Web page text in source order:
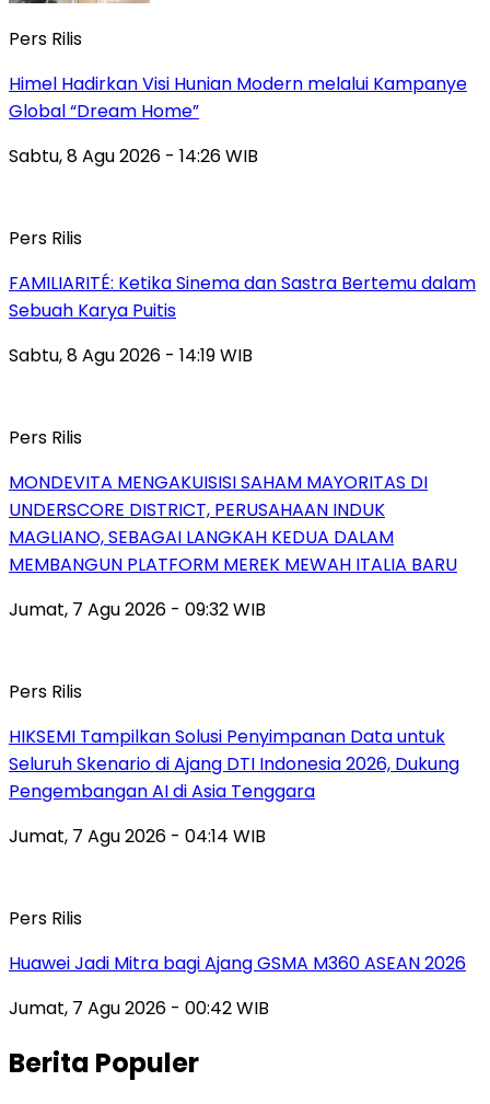
Pers Rilis
Himel Hadirkan Visi Hunian Modern melalui Kampanye
Global “Dream Home”
Sabtu, 8 Agu 2026 - 14:26 WIB
Pers Rilis
FAMILIARITÉ: Ketika Sinema dan Sastra Bertemu dalam
Sebuah Karya Puitis
Sabtu, 8 Agu 2026 - 14:19 WIB
Pers Rilis
MONDEVITA MENGAKUISISI SAHAM MAYORITAS DI
UNDERSCORE DISTRICT, PERUSAHAAN INDUK
MAGLIANO, SEBAGAI LANGKAH KEDUA DALAM
MEMBANGUN PLATFORM MEREK MEWAH ITALIA BARU
Jumat, 7 Agu 2026 - 09:32 WIB
Pers Rilis
HIKSEMI Tampilkan Solusi Penyimpanan Data untuk
Seluruh Skenario di Ajang DTI Indonesia 2026, Dukung
Pengembangan AI di Asia Tenggara
Jumat, 7 Agu 2026 - 04:14 WIB
Pers Rilis
Huawei Jadi Mitra bagi Ajang GSMA M360 ASEAN 2026
Jumat, 7 Agu 2026 - 00:42 WIB
Berita Populer